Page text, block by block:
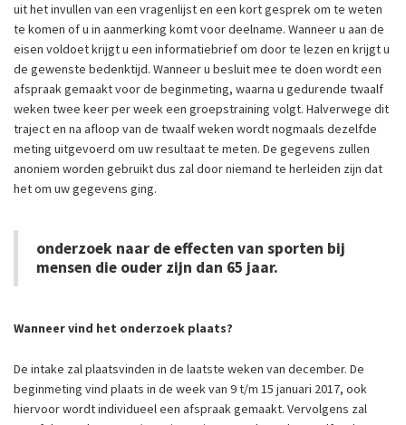
uit het invullen van een vragenlijst en een kort gesprek om te weten
te komen of u in aanmerking komt voor deelname. Wanneer u aan de
eisen voldoet krijgt u een informatiebrief om door te lezen en krijgt u
de gewenste bedenktijd. Wanneer u besluit mee te doen wordt een
afspraak gemaakt voor de beginmeting, waarna u gedurende twaalf
weken twee keer per week een groepstraining volgt. Halverwege dit
traject en na afloop van de twaalf weken wordt nogmaals dezelfde
meting uitgevoerd om uw resultaat te meten. De gegevens zullen
anoniem worden gebruikt dus zal door niemand te herleiden zijn dat
het om uw gegevens ging.
onderzoek naar de effecten van sporten bij
mensen die ouder zijn dan 65 jaar.
Wanneer vind het onderzoek plaats?
De intake zal plaatsvinden in de laatste weken van december. De
beginmeting vind plaats in de week van 9 t/m 15 januari 2017, ook
hiervoor wordt individueel een afspraak gemaakt. Vervolgens zal